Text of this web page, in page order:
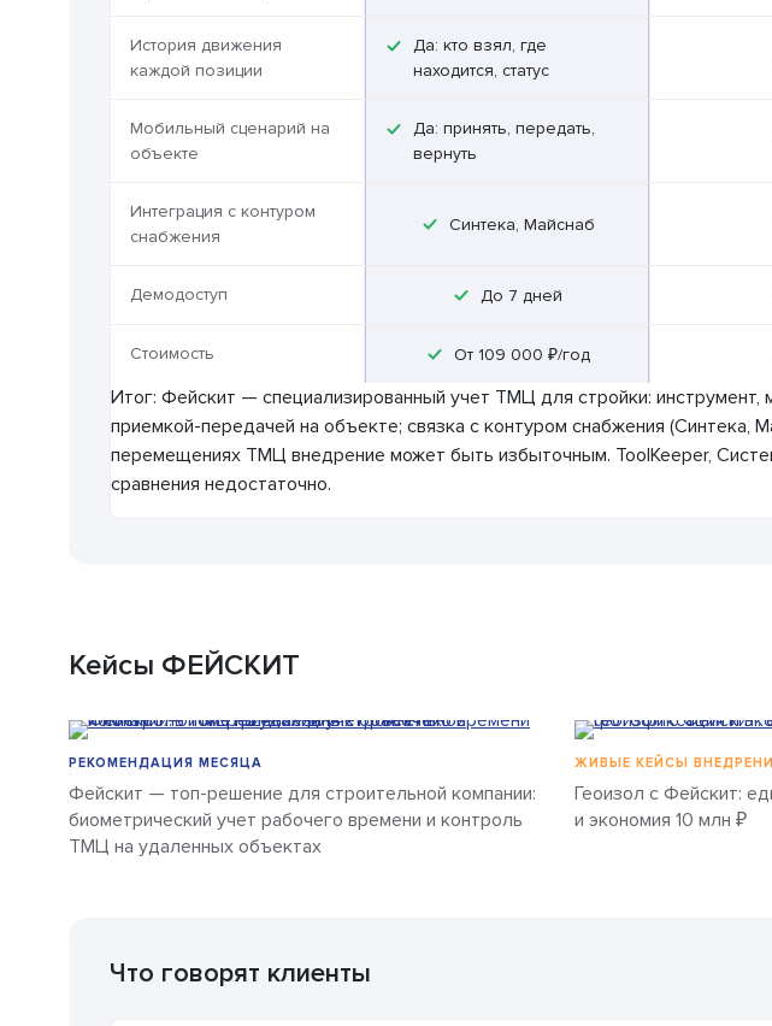
История движения
каждой позиции
Да: кто взял, где
находится, статус
Мобильный сценарий на
объекте
Да: принять, передать,
вернуть
Интеграция с контуром
снабжения
Синтека, Майснаб
Демодоступ До 7 дней
Стоимость От 109 000 ₽/год
Итог: Фейскит — специализированный учет ТМЦ для стройки:
приемкой-передачей на объекте; связка с контуром снабжения (Синтека,
перемещениях ТМЦ внедрение может быть избыточным. ToolKeeper,
сравнения недостаточно.
Кейсы ФЕЙСКИТ
РЕКОМЕНДАЦИЯ МЕСЯЦА
Фейскит — топ-решение для строительной компании:
биометрический учет рабочего времени и контроль
ТМЦ на удаленных объектах
ЖИВЫЕ КЕЙСЫ
Геоизол с Фейскит:
и экономия 10 млн ₽
Что говорят клиенты